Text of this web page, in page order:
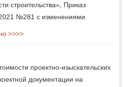
строительства», Приказ
№281 с изменениями.
>>>>
проектно-изыскательских
документации на